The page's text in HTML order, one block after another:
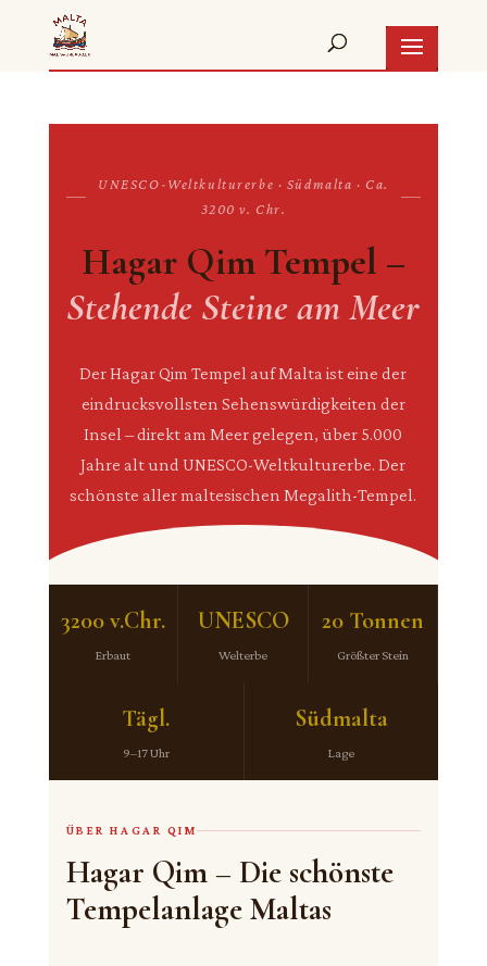
UNESCO-Weltkulturerbe · Südmalta · Ca.
3200 v. Chr.
Hagar Qim Tempel –
Stehende Steine am Meer
Der Hagar Qim Tempel auf Malta ist eine der
eindrucksvollsten Sehenswürdigkeiten der
Insel – direkt am Meer gelegen, über 5.000
Jahre alt und UNESCO-Weltkulturerbe. Der
schönste aller maltesischen Megalith-Tempel.
3200 v.Chr.
Erbaut
UNESCO
Welterbe
20 Tonnen
Größter Stein
Tägl.
9–17 Uhr
Südmalta
Lage
ÜBER HAGAR QIM
Hagar Qim – Die schönste
Tempelanlage Maltas